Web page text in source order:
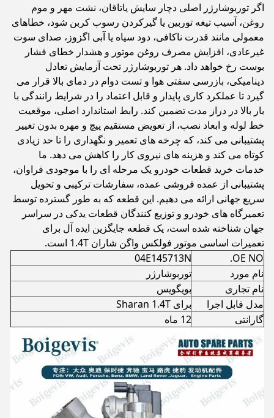
اگر توربوشارژر اصلی دچار سایش یاتاقان، نشت مهر و موم
روغن، آسیب تیغه توربین یا گیرکردن رسوب کربن شود، خطاهای
معمولی مانند قدرت ناکافی، دود سیاه یا آبی اگزوز، صدای سوت
غیرعادی، افزایش مصرف روغن موتور و هشدار خطای فشار
بوست رخ خواهد داد. هر توربوشارژر تحت آزمایش تعادل
دینامیکی، بازرسی سفتی هوا و تست دوام در دمای بالا قرار می
گیرد تا عملکرد کاری پایدار و قابل اعتماد را در شرایط رانندگی با
بار بالا در دراز مدت تضمین کند. رابط استاندارد اصلی، موقعیت
خط لوله و ابعاد نصب، از تعویض مستقیم پیچ و مهره بدون تغییر
پشتیبانی می کند، که چرخه های تعمیر و نگهداری را تا حد زیادی
کوتاه می کند و هزینه های نیروی کار را کاهش می دهد. ما
خدمات خرید قطعات خودرو یک مرحله ای را با موجودی فراوان،
پشتیبانی از عمده فروشی عمده، سفارشات ترکیبی و تحویل
سریع جهانی ارائه می دهیم. این قطعه که به طور گسترده توسط
تعمیرگاه های خودرو و توزیع کنندگان قطعات یدکی در سراسر
جهان شناخته شده است، یک قطعه جایگزین ایده آل برای
تعمیرات اساسی موتور فولکس واگن شاران 1.4T است.
OE NO.
04E145713N
نام مورد
توربوشارژر
نام تجاری
بویگویس
مدل قابل اجرا
برای Sharan 1.4T
گارانتی
12 ماه